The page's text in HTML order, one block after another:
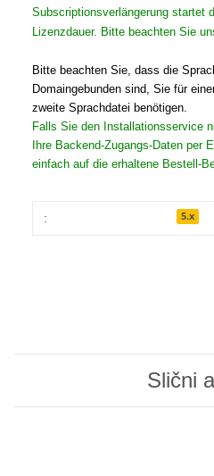
Subscriptionsverlängerung startet
Lizenzdauer. Bitte beachten Sie
Bitte beachten Sie, dass die
Domaingebunden sind, Sie für
zweite Sprachdatei benötigen.
Falls Sie den Installationsservice
Ihre Backend-Zugangs-Daten per
einfach auf die erhaltene Bestell-
: 5.x
Slični